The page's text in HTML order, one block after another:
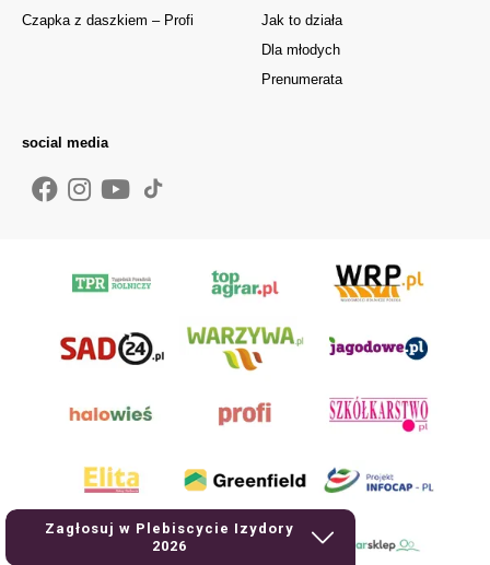
Zagłosuj w Plebiscycie Izydory
2026
Jak to działa
Dla młodych
Prenumerata
Czapka z daszkiem – Profi
social media